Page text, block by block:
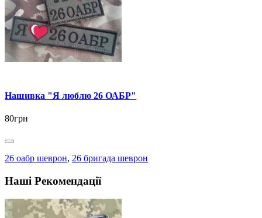
Нашивка "Я люблю 26 ОАБР"
80грн
26 оабр шеврон, 26 бригада шеврон
Наші Рекомендації